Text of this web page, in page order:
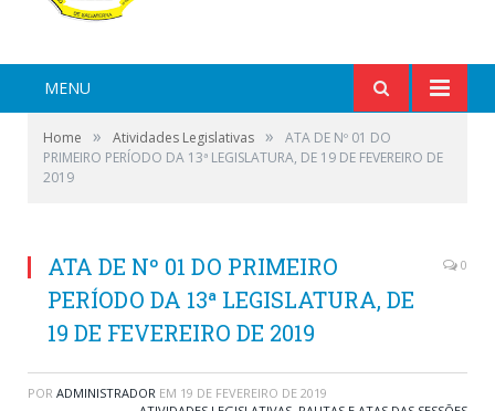
MENU
Home » Atividades Legislativas »
ATA DE Nº 01 DO
PRIMEIRO PERÍODO DA 13ª LEGISLATURA, DE 19 DE FEVEREIRO DE
2019
ATA DE Nº 01 DO PRIMEIRO
PERÍODO DA 13ª LEGISLATURA, DE
19 DE FEVEREIRO DE 2019
0
POR ADMINISTRADOR EM 19 DE FEVEREIRO DE 2019